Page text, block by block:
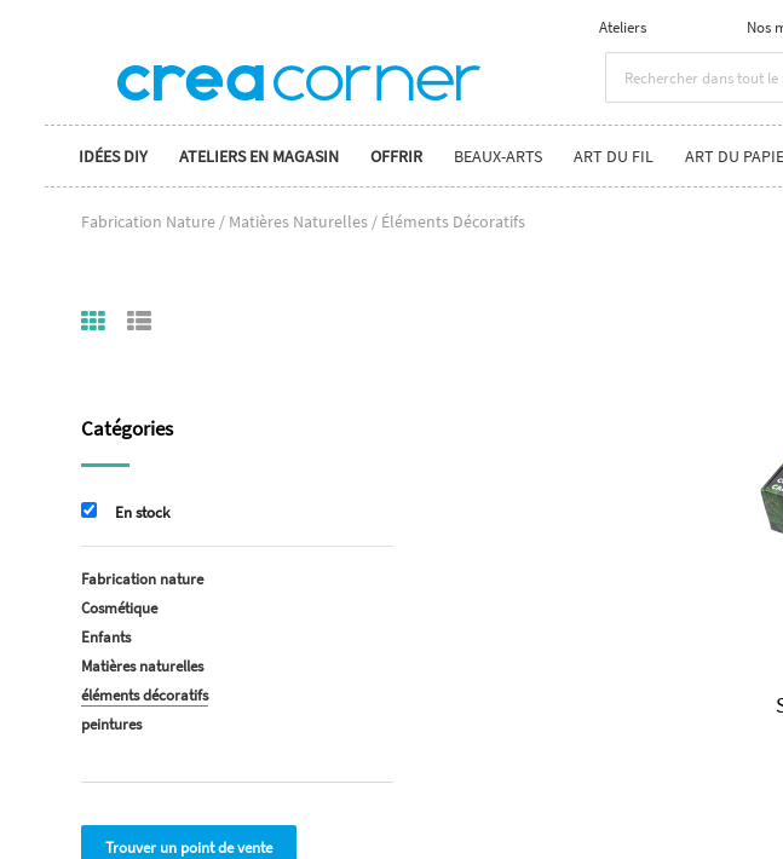
Ateliers Nos
IDÉES DIY ATELIERS EN MAGASIN OFFRIR BEAUX-ARTS ART DU FIL ART DU
Fabrication Nature / Matières Naturelles / Éléments Décoratifs
Catégories
En stock
Fabrication nature
Cosmétique
Enfants
Matières naturelles
éléments décoratifs
peintures
Trouver un point de vente